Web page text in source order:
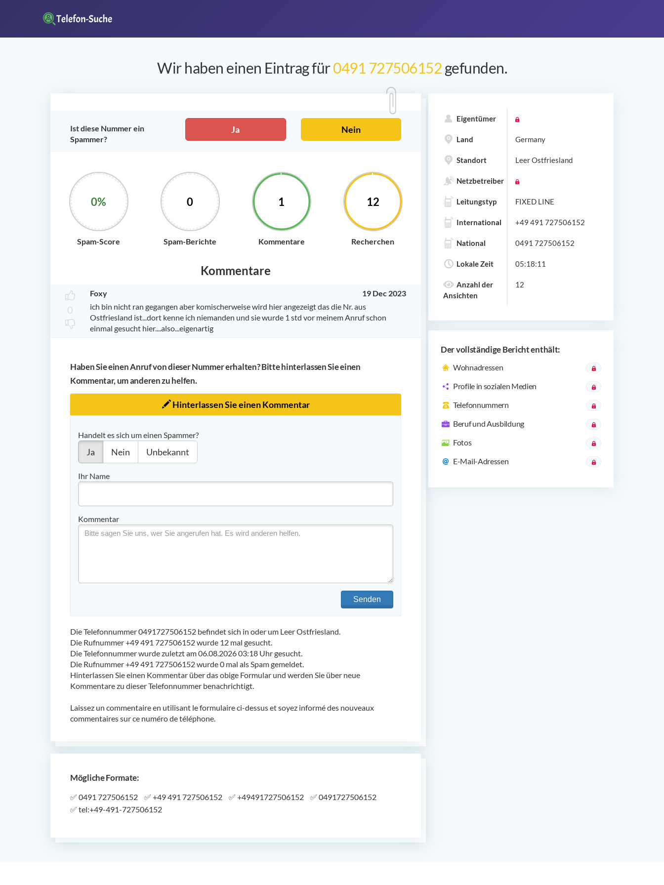
Wir haben einen Eintrag für0491 727506152gefunden.
Ist diese Nummer ein
Spammer?
Ja Nein
0%
Spam-Score
0
Spam-Berichte
1
Kommentare
12
Recherchen
Kommentare
0
Foxy
19 Dec 2023
ich bin nicht ran gegangen aber komischerweise wird hier angezeigt das die Nr. aus
Ostfriesland ist...dort kenne ich niemanden und sie wurde 1 std vor meinem Anruf schon
einmal gesucht hier....also...eigenartig
Haben Sie einen Anruf von dieser Nummer erhalten? Bitte hinterlassen Sie einen
Kommentar, um anderen zu helfen.
Hinterlassen Sie einen Kommentar
Handelt es sich um einen Spammer?
Ja Nein Unbekannt
Ihr Name
Kommentar
Senden
Die Telefonnummer 0491727506152 befindet sich in oder um Leer Ostfriesland.
Die Rufnummer +49 491 727506152 wurde 12 mal gesucht.
Die Telefonnummer wurde zuletzt am 06.08.2026 03:18 Uhr gesucht.
Die Rufnummer +49 491 727506152 wurde 0 mal als Spam gemeldet.
Hinterlassen Sie einen Kommentar über das obige Formular und werden Sie über neue
Kommentare zu dieser Telefonnummer benachrichtigt.
Laissez un commentaire en utilisant le formulaire ci-dessus et soyez informé des nouveaux
commentaires sur ce numéro de téléphone.
Mögliche Formate:
✅ 0491 727506152 ✅ +49 491 727506152 ✅ +49491727506152 ✅ 0491727506152
✅ tel:+49-491-727506152
Eigentümer
Land Germany
Standort Leer Ostfriesland
Netzbetreiber
Leitungstyp FIXED LINE
International +49 491 727506152
National 0491 727506152
Lokale Zeit 05:18:11
Anzahl der
Ansichten
12
Der vollständige Bericht enthält:
Wohnadressen
Profile in sozialen Medien
Telefonnummern
Beruf und Ausbildung
Fotos
E-Mail-Adressen